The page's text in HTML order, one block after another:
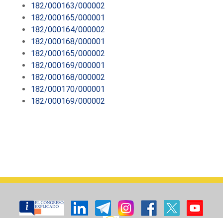
182/000163/000002
182/000165/000001
182/000164/000002
182/000168/000001
182/000165/000002
182/000169/000001
182/000168/000002
182/000170/000001
182/000169/000002